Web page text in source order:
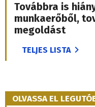
Továbbra is
munkaerőből,
megoldást
TELJES LISTA
OLVASSA EL